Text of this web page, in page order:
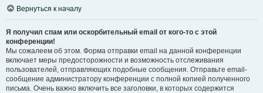
Вернуться к началу
Я получил спам или оскорбительный email от кого-то с этой
конференции!
Мы сожалеем об этом. Форма отправки email на данной конференции
включает меры предосторожности и возможность отслеживания
пользователей, отправляющих подобные сообщения. Отправьте email-
сообщение администратору конференции с полной копией полученного
письма. Очень важно включить все заголовки, в которых содержится